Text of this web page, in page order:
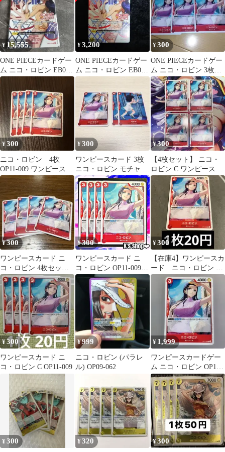
¥ 15,555
ONE PIECEカードゲー
ム ニコ・ロビン EB03-
054
¥3,200
ONE PIECEカードゲー
ム ニコ・ロビン EB03-
054
¥300
ONE PIECEカードゲー
ム ニコ・ロビン 3枚セ
ット
¥300
ニコ・ロビン 4枚
OP11-009 ワンピースカ
ードゲーム②
¥300
ワンピースカード 3枚
ニコ・ロビン モチャ C
赤セット
¥300
【4枚セット】 ニコ・
ロビン C ワンピースカ
ードゲーム
¥300
ワンピースカード ニ
コ・ロビン 4枚セット
OP11-009
¥300
ワンピースカード ニ
コ・ロビン OP11-009 C
赤 4枚
¥300
【在庫4】ワンピースカ
ード ニコ・ロビン 麦
わらの一味 OP11-009
¥300
ワンピースカード ニ
コ・ロビン C OP11-009
¥999
ニコ・ロビン (パラレ
ル) OP09-062
¥ 1,999
ワンピースカードゲー
ム ニコ・ロビン OP11-
009
¥300 ¥320 ¥300